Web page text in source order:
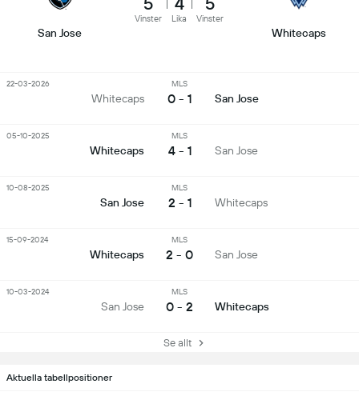
Aktuella tabellpositioner
San Jose
Vinster Lika Vinster
Whitecaps
Whitecaps
MLS
0 - 1 San Jose
22-03-2026
Whitecaps
MLS
4 - 1 San Jose
05-10-2025
San Jose
MLS
2 - 1 Whitecaps
10-08-2025
Whitecaps
MLS
2 - 0 San Jose
15-09-2024
San Jose
MLS
0 - 2 Whitecaps
10-03-2024
Se allt